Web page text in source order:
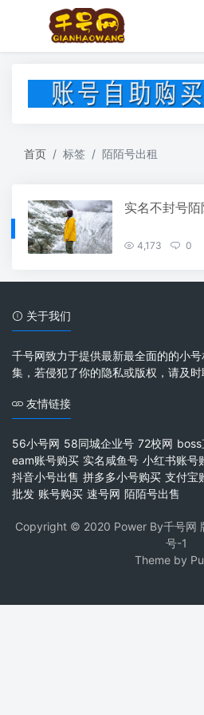
首页 标签 陌陌号出租
4,173 0
关于我们
千号网致力于提供最新最全面的的小
集，若侵犯了你的隐私或版权，请及时
友情链接
56小号网 58同城企业号 72校网 boss
eam账号购买 实名咸鱼号 小红书账号
抖音小号出售 拼多多小号购买 支付宝
批发 账号购买 速号网 陌陌号出售
Copyright © 2020 Power By千号网
号-1
Theme by